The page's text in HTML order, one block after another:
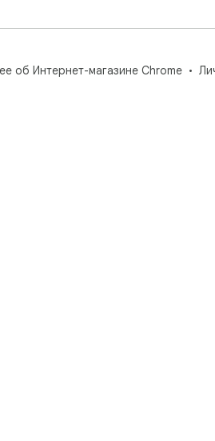
об Интернет-магазине Chrome